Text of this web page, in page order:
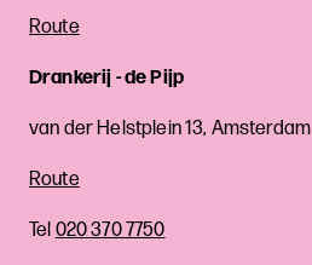
Route
Drankerij - de Pijp
van der Helstplein 13, Amsterdam
Route
Tel 020 370 7750